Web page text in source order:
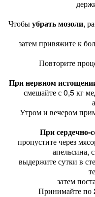
Чтобыубрать мозоли,
затем привяжите к
Повторите
При нервном
смешайте с 0,5 кг
Утром и вечером
При сердечно-
пропустите через
апельсина,
выдержите сутки в
затем
Принимайте по